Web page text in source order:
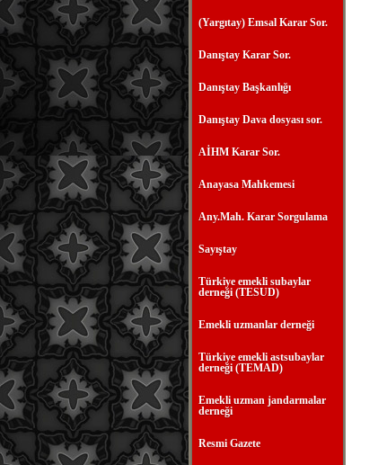
(Yargıtay) Emsal Karar Sor.
Danıştay Karar Sor.
Danıştay Başkanlığı
Danıştay Dava dosyası sor.
AİHM Karar Sor.
Anayasa Mahkemesi
Any.Mah. Karar Sorgulama
Sayıştay
Türkiye emekli subaylar
derneği (TESUD)
Emekli uzmanlar derneği
Türkiye emekli astsubaylar
derneği (TEMAD)
Emekli uzman jandarmalar
derneği
Resmi Gazete